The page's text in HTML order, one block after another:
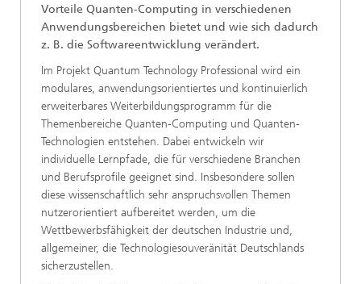
Vorteile Quanten-Computing in verschiedenen
Anwendungsbereichen bietet und wie sich dadurch
z. B. die Softwareentwicklung verändert.
Im Projekt Quantum Technology Professional wird ein
modulares, anwendungsorientiertes und kontinuierlich
erweiterbares Weiterbildungsprogramm für die
Themenbereiche Quanten-Computing und Quanten-
Technologien entstehen. Dabei entwickeln wir
individuelle Lernpfade, die für verschiedene Branchen
und Berufsprofile geeignet sind. Insbesondere sollen
diese wissenschaftlich sehr anspruchsvollen Themen
nutzerorientiert aufbereitet werden, um die
Wettbewerbsfähigkeit der deutschen Industrie und,
allgemeiner, die Technologiesouveränität Deutschlands
sicherzustellen.